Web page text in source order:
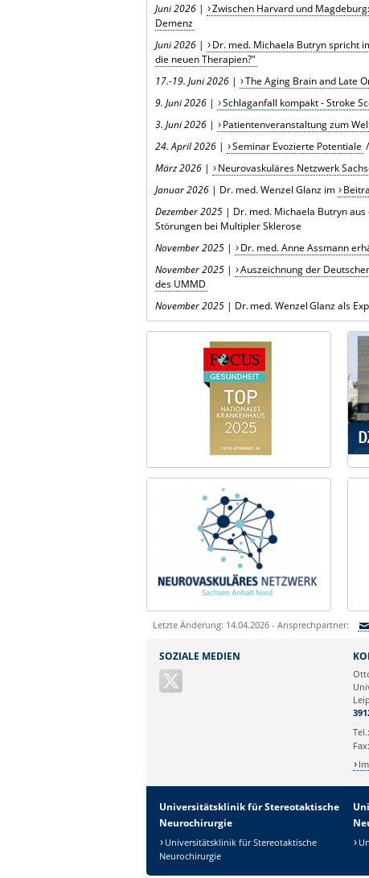
Juni 2026 |
Zwischen Harvard und
Demenz
Juni 2026 |
Dr. med. Michaela Butryn spricht
die neuen Therapien?"
17.-19. Juni 2026 |
The Aging Brain and Late
9. Juni 2026 |
Schlaganfall kompakt - Stroke
3. Juni 2026 |
Patientenveranstaltung zum
24. April 2026 | Seminar Evozierte Potentiale
März 2026 |
Neurovaskuläres Netzwerk
Januar 2026 | Dr. med. Wenzel Glanz im
Dezember 2025 | Dr. med. Michaela Butryn
Störungen bei Multipler Sklerose
November 2025 |
Dr. med. Anne Assmann
November 2025 |
Auszeichnung der
des UMMD
November 2025 | Dr. med. Wenzel Glanz als
Letzte Änderung: 14.04.2026 - Ansprechpartner:
Ihre E-Mailadresse:
SOZIALE MEDIEN
Tel.:
Fax:
Universitätsklinik für Stereotaktische
Neurochirurgie
Universitätsklinik für Stereotaktische
Neurochirurgie